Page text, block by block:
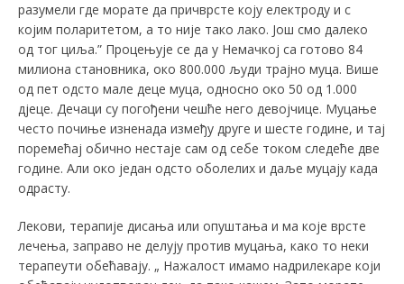
разумели где морате да причврсте коју електроду и с
којим поларитетом, а то није тако лако. Још смо далеко
од тог циља.” Процењује се да у Немачкој са готово 84
милиона становника, око 800.000 људи трајно муца. Више
од пет одсто мале деце муца, односно око 50 од 1.000
дјеце. Дечаци су погођени чешће него девојчице. Муцање
често почиње изненада између друге и шесте године, и тај
поремећај обично нестаје сам од себе током следеће две
године. Али око један одсто оболелих и даље муцају када
одрасту.
Лекови, терапије дисања или опуштања и ма које врсте
лечења, заправо не делују против муцања, како то неки
терапеути обећавају. „ Нажалост имамо надрилекаре који